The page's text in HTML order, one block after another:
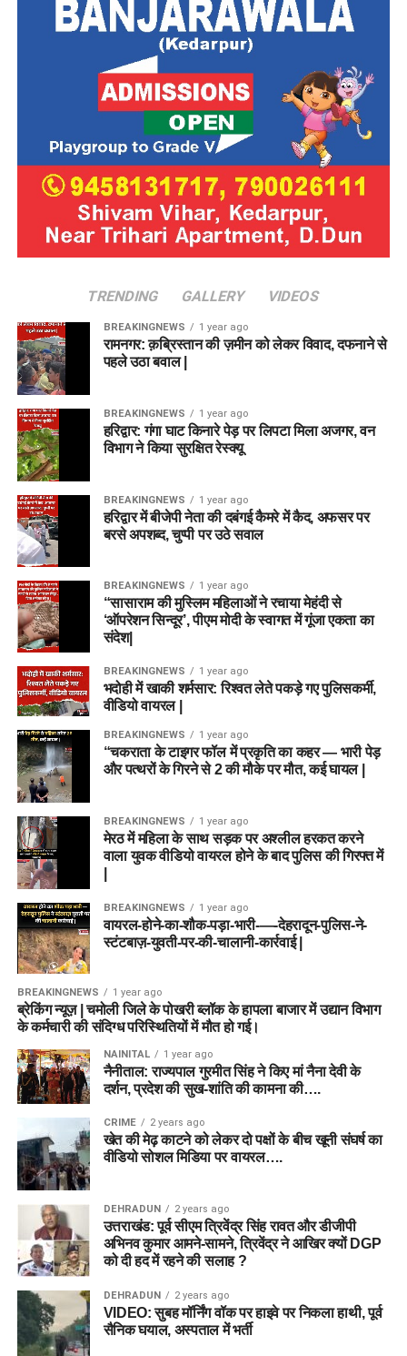
TRENDING GALLERY VIDEOS
BREAKINGNEWS 1 year ago
रामनगर: क़ब्रिस्तान की ज़मीन को लेकर विवाद, दफनाने से
पहले उठा बवाल |
BREAKINGNEWS 1 year ago
हरिद्वार: गंगा घाट किनारे पेड़ पर लिपटा मिला अजगर, वन
विभाग ने किया सुरक्षित रेस्क्यू
BREAKINGNEWS 1 year ago
हरिद्वार में बीजेपी नेता की दबंगई कैमरे में कैद, अफसर पर
बरसे अपशब्द, चुप्पी पर उठे सवाल
BREAKINGNEWS 1 year ago
“सासाराम की मुस्लिम महिलाओं ने रचाया मेहंदी से
‘ऑपरेशन सिन्दूर’, पीएम मोदी के स्वागत में गूंजा एकता का
संदेश|
BREAKINGNEWS 1 year ago
भदोही में खाकी शर्मसार: रिश्वत लेते पकड़े गए पुलिसकर्मी,
वीडियो वायरल |
BREAKINGNEWS 1 year ago
“चकराता के टाइगर फॉल में प्रकृति का कहर — भारी पेड़
और पत्थरों के गिरने से 2 की मौके पर मौत, कई घायल |
BREAKINGNEWS 1 year ago
मेरठ में महिला के साथ सड़क पर अश्लील हरकत करने
वाला युवक वीडियो वायरल होने के बाद पुलिस की गिरफ्त में
BREAKINGNEWS 1 year ago
वायरल-होने-का-शौक-पड़ा-भारी-—-देहरादून-पुलिस-ने-
स्टंटबाज़-युवती-पर-की-चालानी-कार्रवाई |
BREAKINGNEWS 1 year ago
ब्रेकिंग न्यूज़ | चमोली जिले के पोखरी ब्लॉक के हापला बाजार में उद्यान विभाग
के कर्मचारी की संदिग्ध परिस्थितियों में मौत हो गई।
NAINITAL 1 year ago
नैनीताल: राज्यपाल गुरमीत सिंह ने किए मां नैना देवी के
दर्शन, प्रदेश की सुख-शांति की कामना की….
CRIME 2 years ago
खेत की मेढ़ काटने को लेकर दो पक्षों के बीच खूनी संघर्ष का
वीडियो सोशल मिडिया पर वायरल….
DEHRADUN 2 years ago
उत्तराखंड: पूर्व सीएम त्रिवेंद्र सिंह रावत और डीजीपी
अभिनव कुमार आमने-सामने, त्रिवेंद्र ने आखिर क्यों DGP
को दी हद में रहने की सलाह ?
DEHRADUN 2 years ago
VIDEO: सुबह मॉर्निंग वॉक पर हाइवे पर निकला हाथी, पूर्व
सैनिक घयाल, अस्पताल में भर्ती